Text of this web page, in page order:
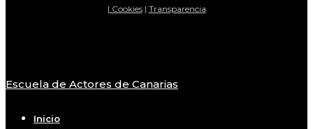
| Cookies| Transparencia
Close
Escuela de Actores de Canarias
Inicio